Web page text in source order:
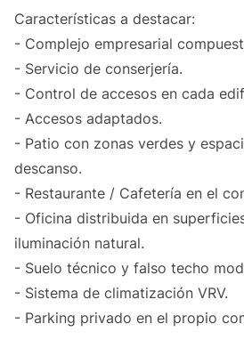
Características a destacar:
- Complejo empresarial
- Servicio de conserjería.
- Control de accesos en cada
- Accesos adaptados.
- Patio con zonas verdes y
descanso.
- Restaurante / Cafetería en el
- Oficina distribuida en
iluminación natural.
- Suelo técnico y falso techo
- Sistema de climatización VRV.
- Parking privado en el propio